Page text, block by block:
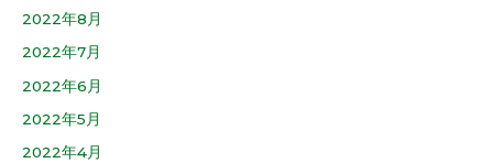
2022年8月
2022年7月
2022年6月
2022年5月
2022年4月